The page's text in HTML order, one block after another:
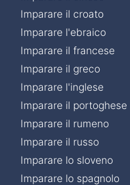
Imparare il croato
Imparare l'ebraico
Imparare il francese
Imparare il greco
Imparare l'inglese
Imparare il portoghese
Imparare il rumeno
Imparare il russo
Imparare lo sloveno
Imparare lo spagnolo